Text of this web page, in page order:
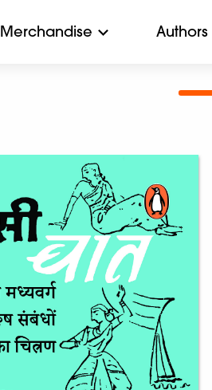
Merchandise Authors